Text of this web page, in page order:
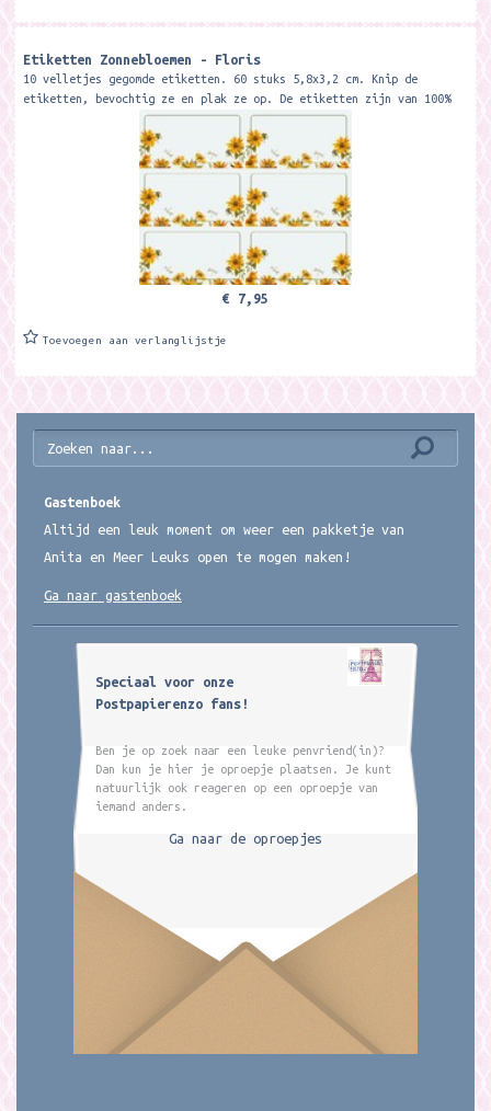
Etiketten Zonnebloemen - Floris
10 velletjes gegomde etiketten. 60 stuks 5,8x3,2 cm. Knip de
etiketten, bevochtig ze en plak ze op. De etiketten zijn van 100%
€ 7,95
Toevoegen aan verlanglijstje
Gastenboek
Altijd een leuk moment om weer een pakketje van
Anita en Meer Leuks open te mogen maken!
Ga naar gastenboek
Speciaal voor onze
Postpapierenzo fans!
Ben je op zoek naar een leuke penvriend(in)?
Dan kun je hier je oproepje plaatsen. Je kunt
natuurlijk ook reageren op een oproepje van
iemand anders.
Ga naar de oproepjes